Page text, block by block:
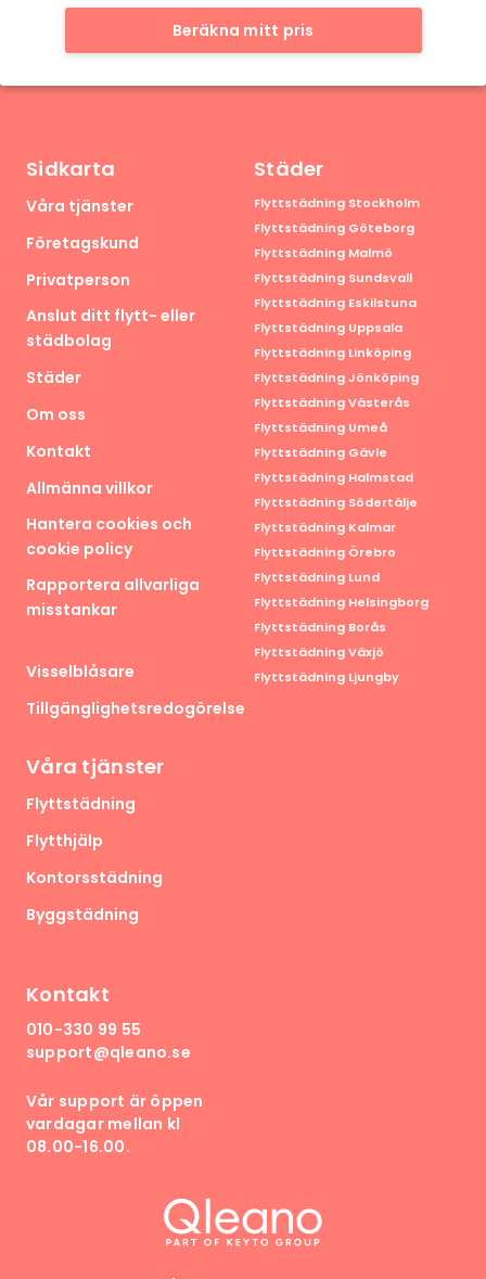
Beräkna mitt pris
Sidkarta
Våra tjänster
Företagskund
Privatperson
Anslut ditt flytt- eller
städbolag
Städer
Om oss
Kontakt
Allmänna villkor
Hantera cookies och
cookie policy
Rapportera allvarliga
misstankar
Visselblåsare
Tillgänglighetsredogörelse
Våra tjänster
Flyttstädning
Flytthjälp
Kontorsstädning
Byggstädning
Städer
Flyttstädning Stockholm
Flyttstädning Göteborg
Flyttstädning Malmö
Flyttstädning Sundsvall
Flyttstädning Eskilstuna
Flyttstädning Uppsala
Flyttstädning Linköping
Flyttstädning Jönköping
Flyttstädning Västerås
Flyttstädning Umeå
Flyttstädning Gävle
Flyttstädning Halmstad
Flyttstädning Södertälje
Flyttstädning Kalmar
Flyttstädning Örebro
Flyttstädning Lund
Flyttstädning Helsingborg
Flyttstädning Borås
Flyttstädning Växjö
Flyttstädning Ljungby
Kontakt
010-330 99 55
support@qleano.se
Vår support är öppen
vardagar mellan kl
08.00-16.00.